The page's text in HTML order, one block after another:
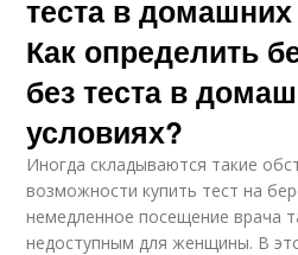
теста в
Как определить
без теста в
условиях?
Иногда складываются такие
возможности купить тест на
немедленное посещение врача
недоступным для женщины. В